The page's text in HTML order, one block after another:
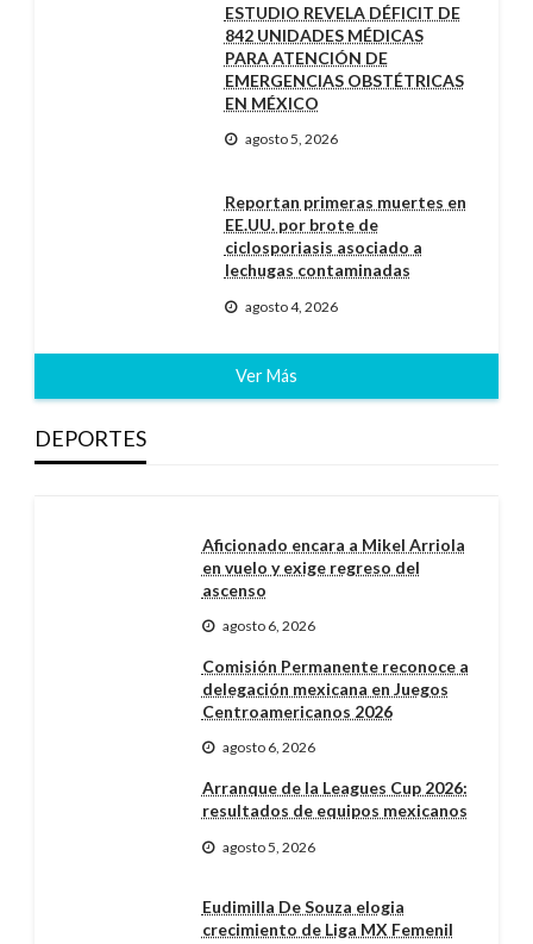
ESTUDIO REVELA DÉFICIT DE
842 UNIDADES MÉDICAS
PARA ATENCIÓN DE
EMERGENCIAS OBSTÉTRICAS
EN MÉXICO
agosto 5, 2026
Reportan primeras muertes en
EE.UU. por brote de
ciclosporiasis asociado a
lechugas contaminadas
agosto 4, 2026
Ver Más
DEPORTES
Aficionado encara a Mikel Arriola
en vuelo y exige regreso del
ascenso
agosto 6, 2026
Comisión Permanente reconoce a
delegación mexicana en Juegos
Centroamericanos 2026
agosto 6, 2026
Arranque de la Leagues Cup 2026:
resultados de equipos mexicanos
agosto 5, 2026
Eudimilla De Souza elogia
crecimiento de Liga MX Femenil